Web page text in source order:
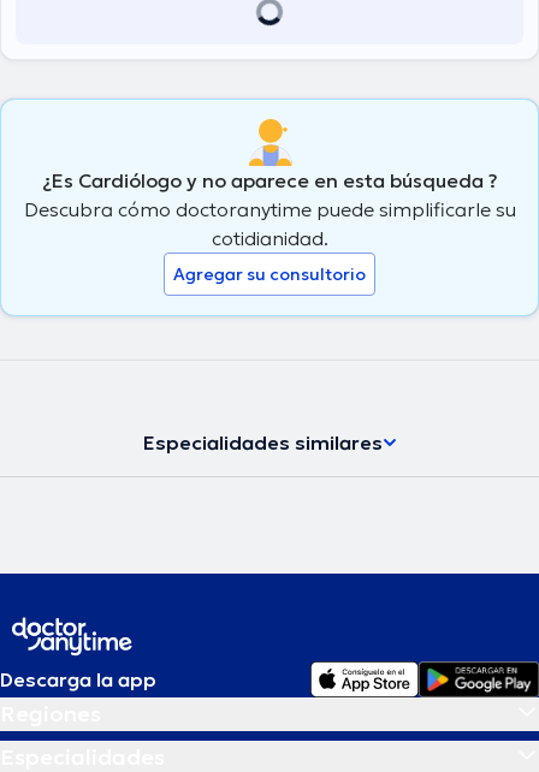
¿Es Cardiólogo y no aparece en esta búsqueda ?
Descubra cómo doctoranytime puede simplificarle su
cotidianidad.
Agregar su consultorio
Especialidades similares
Descarga la app